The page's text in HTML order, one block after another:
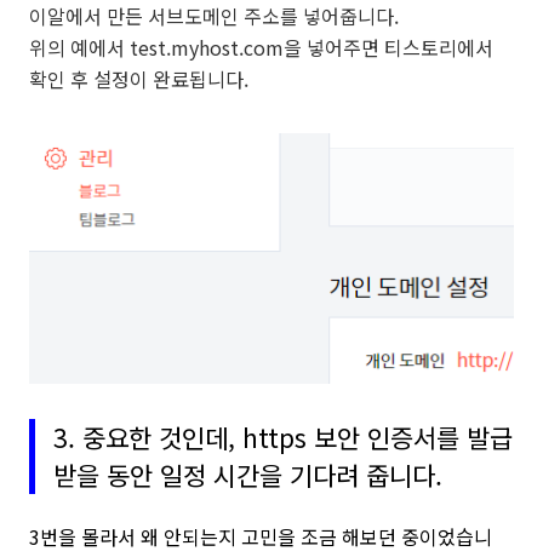
이알에서 만든 서브도메인 주소를 넣어줍니다.
위의 예에서 test.myhost.com을 넣어주면 티스토리에서
확인 후 설정이 완료됩니다.
3. 중요한 것인데, https 보안 인증서를 발급
받을 동안 일정 시간을 기다려 줍니다.
3번을 몰라서 왜 안되는지 고민을 조금 해보던 중이었습니